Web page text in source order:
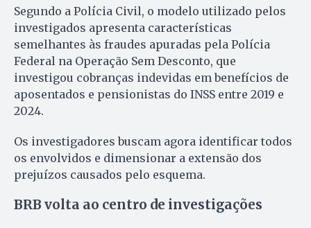
Segundo a Polícia Civil, o modelo utilizado pelos
investigados apresenta características
semelhantes às fraudes apuradas pela Polícia
Federal na Operação Sem Desconto, que
investigou cobranças indevidas em benefícios de
aposentados e pensionistas do INSS entre 2019 e
2024.
Os investigadores buscam agora identificar todos
os envolvidos e dimensionar a extensão dos
prejuízos causados pelo esquema.
BRB volta ao centro de investigações